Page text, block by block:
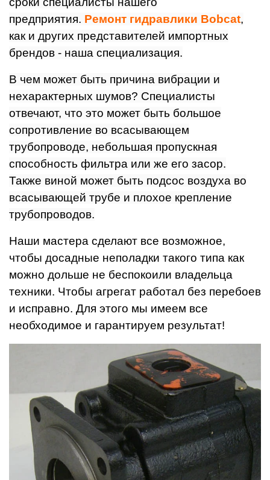
предприятия. Ремонт гидравлики Bobcat,
как и других представителей импортных
брендов - наша специализация.
В чем может быть причина вибрации и
нехарактерных шумов? Специалисты
отвечают, что это может быть большое
сопротивление во всасывающем
трубопроводе, небольшая пропускная
способность фильтра или же его засор.
Также виной может быть подсос воздуха во
всасывающей трубе и плохое крепление
трубопроводов.
Наши мастера сделают все возможное,
чтобы досадные неполадки такого типа как
можно дольше не беспокоили владельца
техники. Чтобы агрегат работал без перебоев
и исправно. Для этого мы имеем все
необходимое и гарантируем результат!